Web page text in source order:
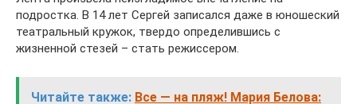
подростка. В 14 лет Сергей записался даже в юношеский
театральный кружок, твердо определившись с
жизненной стезей – стать режиссером.
Читайте также: Все — на пляж! Мария Белова: